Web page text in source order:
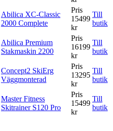
Abilica XC-Classic
2000 Complete
Pris
15499
kr
Till
butik
Abilica Premium
Stakmaskin 2200
Pris
16199
kr
Till
butik
Concept2 SkiErg
Väggmonterad
Pris
13295
kr
Till
butik
Master Fitness
Skitrainer S120 Pro
Pris
15499
kr
Till
butik